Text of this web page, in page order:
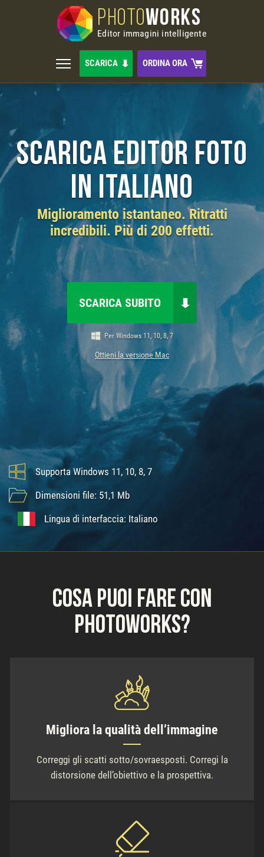
PHOTOWORKS
Editor immagini intelligente
SCARICA ORDINA ORA
Scarica editor foto
in italiano
Miglioramento istantaneo. Ritratti
incredibili. Più di 200 effetti.
SCARICA SUBITO
Per Windows 11, 10, 8, 7
Ottieni la versione Mac
Supporta Windows 11, 10, 8, 7
Dimensioni file: 51,1 Mb
Lingua di interfaccia: Italiano
Cosa puoi fare con
PhotoWorks?
Migliora la qualità dell’immagine
Correggi gli scatti sotto/sovraesposti. Corregi la
distorsione dell’obiettivo e la prospettiva.